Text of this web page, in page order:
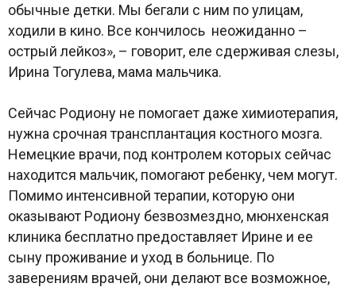
обычные детки. Мы бегали с ним по улицам,
ходили в кино. Все кончилось неожиданно –
острый лейкоз», – говорит, еле сдерживая слезы,
Ирина Тогулева, мама мальчика.
Сейчас Родиону не помогает даже химиотерапия,
нужна срочная трансплантация костного мозга.
Немецкие врачи, под контролем которых сейчас
находится мальчик, помогают ребенку, чем могут.
Помимо интенсивной терапии, которую они
оказывают Родиону безвозмездно, мюнхенская
клиника бесплатно предоставляет Ирине и ее
сыну проживание и уход в больнице. По
заверениям врачей, они делают все возможное,